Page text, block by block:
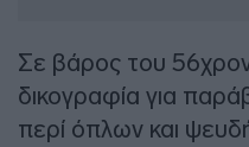
Σε βάρος του
δικογραφία για
περί όπλων και